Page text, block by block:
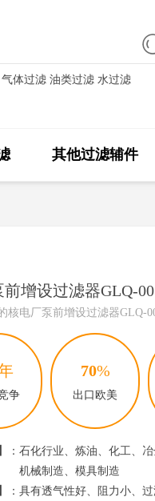
气体过滤 油类过滤 水过滤
其他过滤辅件
增设过滤器GLQ-
核电厂泵前增设过滤器GLQ-
争
70%
出口欧美
：石化行业、炼油、化工、
机械制造、模具制造
：具有透气性好、阻力小、